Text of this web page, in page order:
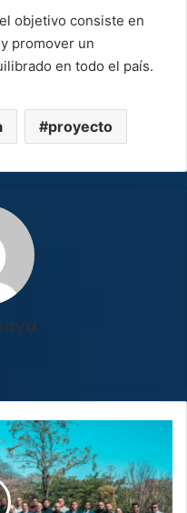
objetivo consiste en
promover un
en todo el país.
proyecto